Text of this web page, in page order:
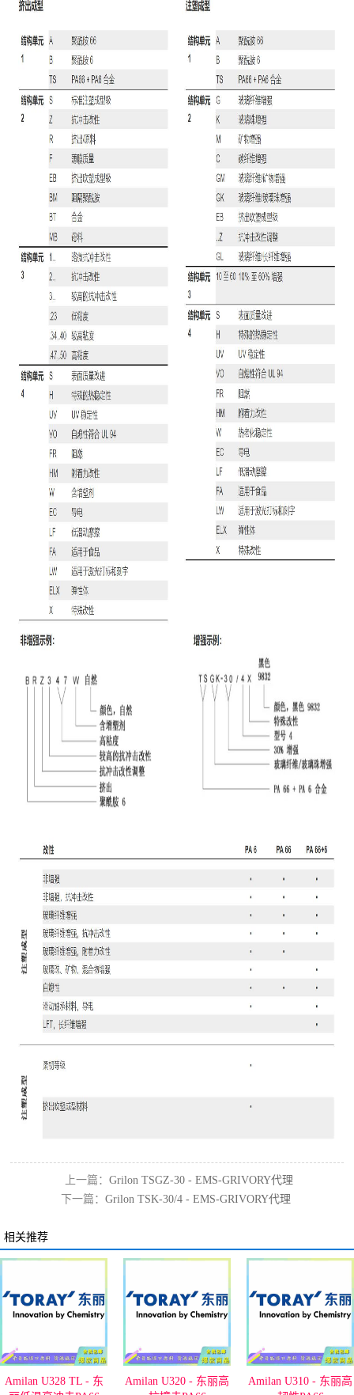
上一篇：Grilon TSGZ-30 - EMS-GRIVORY代理
下一篇： Grilon TSK-30/4 - EMS-GRIVORY代理
相关推荐
Amilan U328 TL - 东
Amilan U320 - 东丽高
Amilan U310 - 东丽高